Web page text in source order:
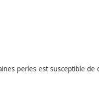
perles est susceptible